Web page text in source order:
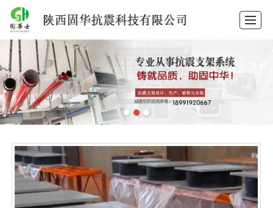
首页 产品中心 抗震支架安装 工程案例 新闻动态